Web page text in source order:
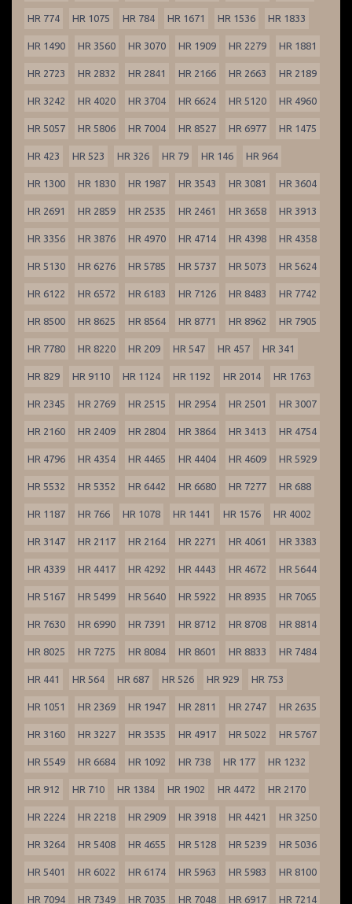
HR 774 HR 1075 HR 784 HR 1671 HR 1536 HR 1833
HR 1490 HR 3560 HR 3070 HR 1909 HR 2279 HR 1881
HR 2723 HR 2832 HR 2841 HR 2166 HR 2663 HR 2189
HR 3242 HR 4020 HR 3704 HR 6624 HR 5120 HR 4960
HR 5057 HR 5806 HR 7004 HR 8527 HR 6977 HR 1475
HR 423 HR 523 HR 326 HR 79 HR 146 HR 964
HR 1300 HR 1830 HR 1987 HR 3543 HR 3081 HR 3604
HR 2691 HR 2859 HR 2535 HR 2461 HR 3658 HR 3913
HR 3356 HR 3876 HR 4970 HR 4714 HR 4398 HR 4358
HR 5130 HR 6276 HR 5785 HR 5737 HR 5073 HR 5624
HR 6122 HR 6572 HR 6183 HR 7126 HR 8483 HR 7742
HR 8500 HR 8625 HR 8564 HR 8771 HR 8962 HR 7905
HR 7780 HR 8220 HR 209 HR 547 HR 457 HR 341
HR 829 HR 9110 HR 1124 HR 1192 HR 2014 HR 1763
HR 2345 HR 2769 HR 2515 HR 2954 HR 2501 HR 3007
HR 2160 HR 2409 HR 2804 HR 3864 HR 3413 HR 4754
HR 4796 HR 4354 HR 4465 HR 4404 HR 4609 HR 5929
HR 5532 HR 5352 HR 6442 HR 6680 HR 7277 HR 688
HR 1187 HR 766 HR 1078 HR 1441 HR 1576 HR 4002
HR 3147 HR 2117 HR 2164 HR 2271 HR 4061 HR 3383
HR 4339 HR 4417 HR 4292 HR 4443 HR 4672 HR 5644
HR 5167 HR 5499 HR 5640 HR 5922 HR 8935 HR 7065
HR 7630 HR 6990 HR 7391 HR 8712 HR 8708 HR 8814
HR 8025 HR 7275 HR 8084 HR 8601 HR 8833 HR 7484
HR 441 HR 564 HR 687 HR 526 HR 929 HR 753
HR 1051 HR 2369 HR 1947 HR 2811 HR 2747 HR 2635
HR 3160 HR 3227 HR 3535 HR 4917 HR 5022 HR 5767
HR 5549 HR 6684 HR 1092 HR 738 HR 177 HR 1232
HR 912 HR 710 HR 1384 HR 1902 HR 4472 HR 2170
HR 2224 HR 2218 HR 2909 HR 3918 HR 4421 HR 3250
HR 3264 HR 5408 HR 4655 HR 5128 HR 5239 HR 5036
HR 5401 HR 6022 HR 6174 HR 5963 HR 5983 HR 8100
HR 7094 HR 7349 HR 7035 HR 7048 HR 6917 HR 7214